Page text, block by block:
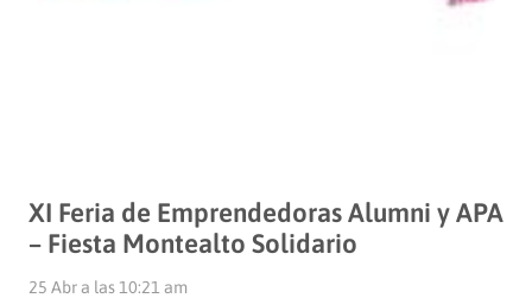
XI Feria de Emprendedoras Alumni y APA
– Fiesta Montealto Solidario
25 Abr a las 10:21 am